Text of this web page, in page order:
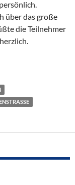
über das große
die Teilnehmer
Romantik